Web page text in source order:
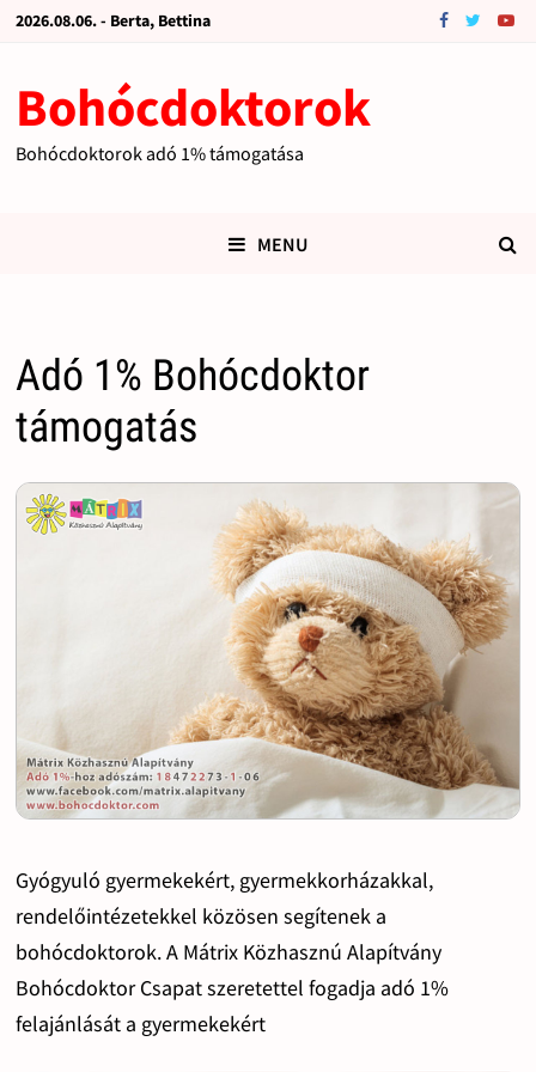
2026.08.06. - Berta, Bettina
Bohócdoktorok
Bohócdoktorok adó 1% támogatása
MENU
Adó 1% Bohócdoktor
támogatás
Gyógyuló gyermekekért, gyermekkorházakkal,
rendelőintézetekkel közösen segítenek a
bohócdoktorok. A Mátrix Közhasznú Alapítvány
Bohócdoktor Csapat szeretettel fogadja adó 1%
felajánlását a gyermekekért